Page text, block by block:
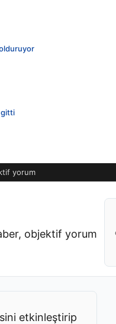
gitti
yorum
objektif yorum
etkinleştirip